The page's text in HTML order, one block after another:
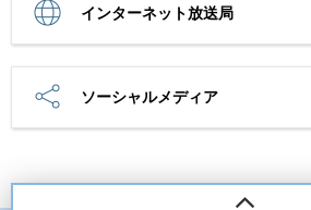
インターネット放送局
ソーシャルメディア